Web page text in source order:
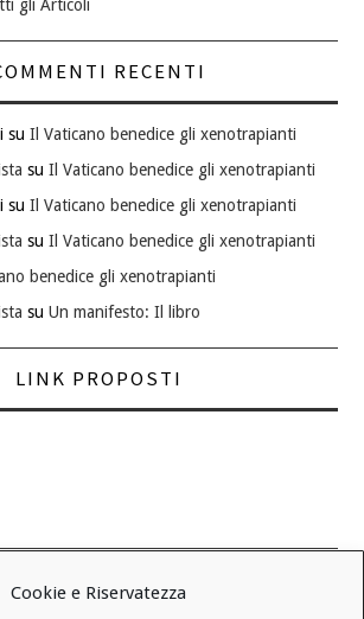
Cookie e Riservatezza
gli Articoli
RECENTI
suIl Vaticano benedice gli xenotrapianti
suIl Vaticano benedice gli xenotrapianti
suIl Vaticano benedice gli xenotrapianti
suIl Vaticano benedice gli xenotrapianti
benedice gli xenotrapianti
suUn manifesto: Il libro
LINK PROPOSTI
ai cookie